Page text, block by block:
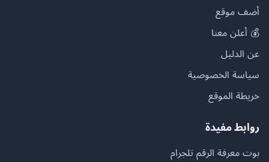
أضف موقع
💰 أعلن معنا
عن الدليل
سياسة الخصوصية
خريطة الموقع
روابط مفيدة
بوت معرفة الرقم تلجرام